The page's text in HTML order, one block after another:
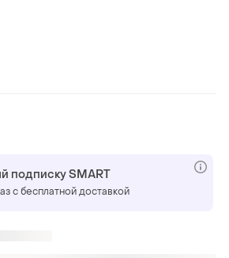
подписку SMART
с бесплатной доставкой